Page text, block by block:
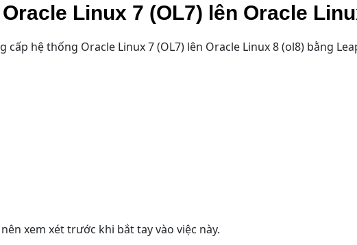
Linux 7 (OL7) lên Oracle
cấp hệ thống Oracle Linux 7 (OL7) lên Oracle Linux 8 (ol8) bằng
xem xét trước khi bắt tay vào việc này.